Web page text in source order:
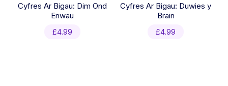
Cyfres Ar Bigau: Dim Ond
Enwau
£4.99
Cyfres Ar Bigau: Duwies y
Brain
£4.99